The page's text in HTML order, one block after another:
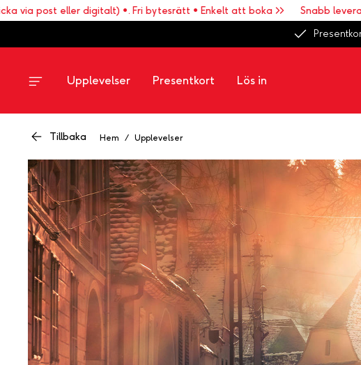
post eller digitalt) •. Fri bytesrätt • Enkelt att boka >> Snabb leverans
Upplevelser Presentkort Lös in
Tillbaka Hem / Upplevelser